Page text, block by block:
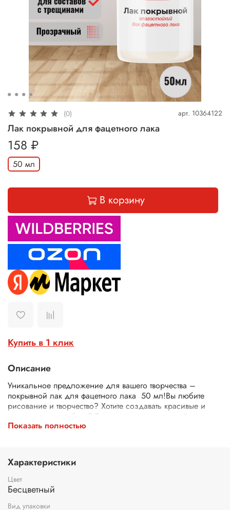
(0) арт. 10364122
Лак покрывной для фацетного лака
158 ₽
50 мл
В корзину
Купить в 1 клик
Описание
Уникальное предложение для вашего творчества –
покрывной лак для фацетного лака 50 мл!Вы любите
рисование и творчество? Хотите создавать красивые и
оригинальные работы? Тогда наш лак акриловый для
фацетного лака 50 мл - идеальный выбор для вас! Наш
ваших работ. Он подходит для использования на
различных поверхностях, таких как дерево, картон, стекло
и пластик
Лак покрывной 50 мл имеет высокую степень прочности и
стойкости к внешним воздействиям. Он защищает вашу
Показать полностью
Характеристики
Цвет
Бесцветный
Вид упаковки